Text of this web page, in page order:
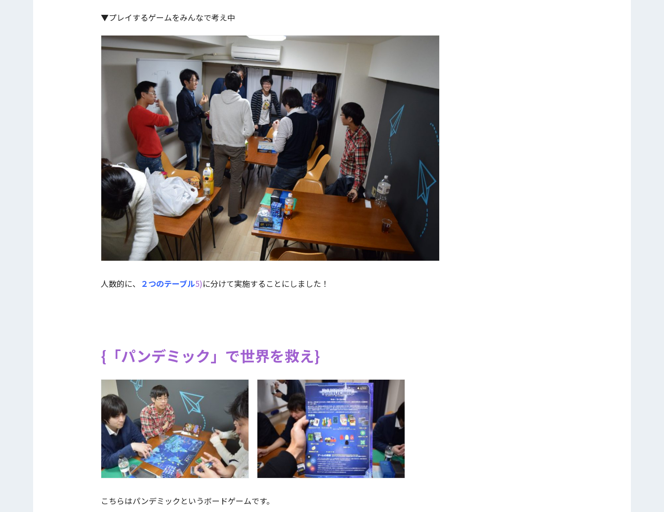
▼プレイするゲームをみんなで考え中
人数的に、 ２つのテーブル5)に分けて実施することにしました！
「パンデミック」で世界を救え
こちらはパンデミックというボードゲームです。